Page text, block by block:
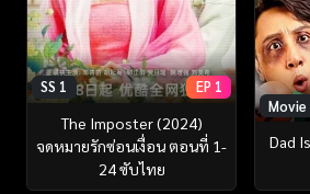
SS 1 EP 1
The Imposter (2024)
จดหมายรักซ่อนเงื่อน ตอนที่ 1-
24 ซับไทย
Movie
Dad